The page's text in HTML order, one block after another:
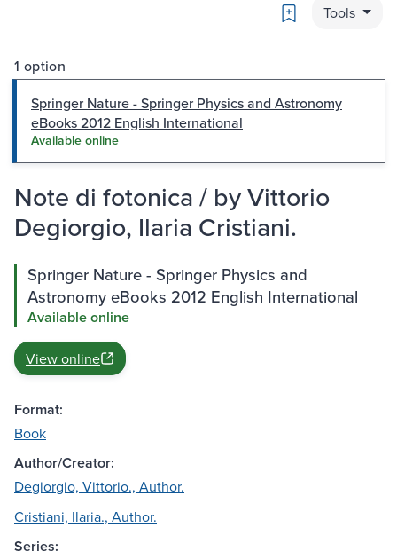
Bookmark
Tools
1 option
Springer Nature - Springer Physics and Astronomy
eBooks 2012 English International
Available online
Note di fotonica / by Vittorio
Degiorgio, Ilaria Cristiani.
Springer Nature - Springer Physics and
Astronomy eBooks 2012 English International
Available online
View online
Format:
Book
Author/Creator:
Degiorgio, Vittorio., Author.
Cristiani, Ilaria., Author.
Series: